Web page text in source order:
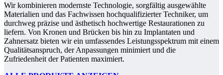
Wir kombinieren modernste Technologie, sorgfältig ausgewählte
Materialien und das Fachwissen hochqualifizierter Techniker, um
durchweg präzise und ästhetisch hochwertige Restaurationen zu
liefern. Von Kronen und Brücken bis hin zu Implantaten und
Zahnersatz bieten wir ein umfassendes Leistungsspektrum mit einem
Qualitätsanspruch, der Anpassungen minimiert und die
Zufriedenheit der Patienten maximiert.